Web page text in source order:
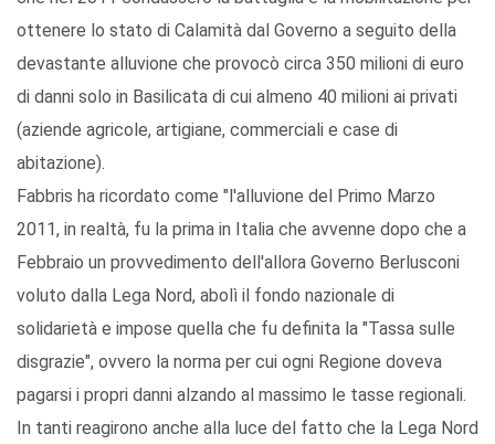
ottenere lo stato di Calamità dal Governo a seguito della
devastante alluvione che provocò circa 350 milioni di euro
di danni solo in Basilicata di cui almeno 40 milioni ai privati
(aziende agricole, artigiane, commerciali e case di
abitazione).
Fabbris ha ricordato come "l'alluvione del Primo Marzo
2011, in realtà, fu la prima in Italia che avvenne dopo che a
Febbraio un provvedimento dell'allora Governo Berlusconi
voluto dalla Lega Nord, abolì il fondo nazionale di
solidarietà e impose quella che fu definita la "Tassa sulle
disgrazie", ovvero la norma per cui ogni Regione doveva
pagarsi i propri danni alzando al massimo le tasse regionali.
In tanti reagirono anche alla luce del fatto che la Lega Nord